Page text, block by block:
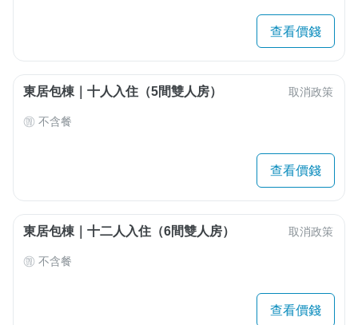
查看價錢
東居包棟｜十人入住（5間雙人房） 取消政策
不含餐
查看價錢
東居包棟｜十二人入住（6間雙人房） 取消政策
不含餐
查看價錢